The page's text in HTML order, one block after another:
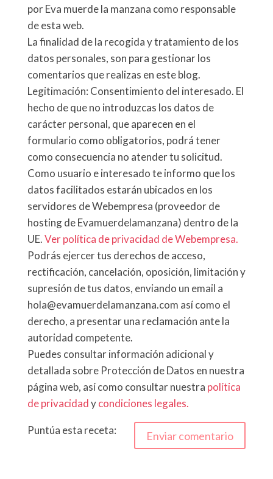
por Eva muerde la manzana como responsable
de esta web.
La finalidad de la recogida y tratamiento de los
datos personales, son para gestionar los
comentarios que realizas en este blog.
Legitimación: Consentimiento del interesado. El
hecho de que no introduzcas los datos de
carácter personal, que aparecen en el
formulario como obligatorios, podrá tener
como consecuencia no atender tu solicitud.
Como usuario e interesado te informo que los
datos facilitados estarán ubicados en los
servidores de Webempresa (proveedor de
hosting de Evamuerdelamanzana) dentro de la
UE.Ver política de privacidad de Webempresa.
Podrás ejercer tus derechos de acceso,
rectificación, cancelación, oposición, limitación y
supresión de tus datos, enviando un email a
hola@evamuerdelamanzana.com así como el
derecho, a presentar una reclamación ante la
autoridad competente.
Puedes consultar información adicional y
detallada sobre Protección de Datos en nuestra
página web, así como consultar nuestra política
de privacidadycondiciones legales.
Puntúa esta receta: